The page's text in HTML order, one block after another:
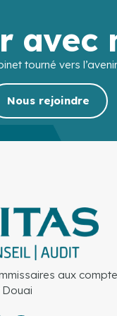
avec
tourné vers
Nous rejoindre
aux
Douai